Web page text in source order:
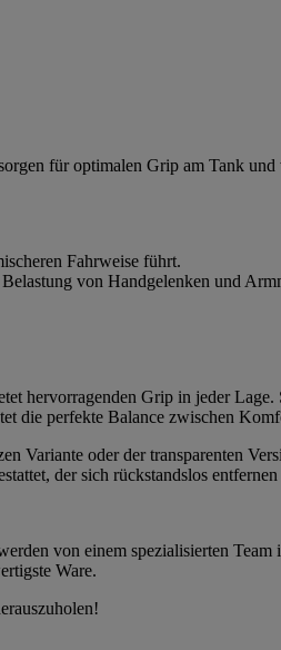
für optimalen Grip am Tank
Fahrweise führt.
von Handgelenken und
hervorragenden Grip in jeder Lage.
die perfekte Balance zwischen
Variante oder der transparenten
der sich rückstandslos entfernen
von einem spezialisierten Team
Ware.